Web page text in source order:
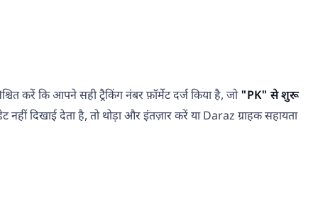
करें कि आपने सही ट्रैकिंग नंबर फ़ॉर्मेट दर्ज किया है, जो"PK" से शुरू
दिखाई देता है, तो थोड़ा और इंतज़ार करें या Daraz ग्राहक सहायता